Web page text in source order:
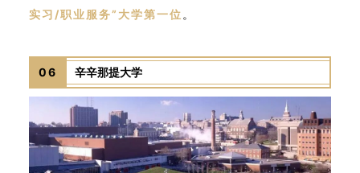
实习/职业服务”大学第一位 。
06 辛辛那提大学